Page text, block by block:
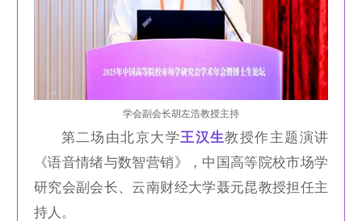
学会副会长胡左浩教授主持
第二场由北京大学王汉生教授作主题演讲
《语音情绪与数智营销》，中国高等院校市场学
研究会副会长、云南财经大学聂元昆教授担任主
持人。